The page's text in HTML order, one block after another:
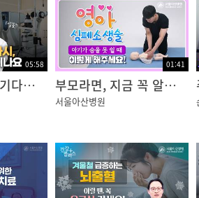
05:58
우리 아이 사시, 기다리면 괜찮아질까요? | 소아 사시의 오해와 진실
01:41
부모라면, 지금 꼭 알아야 할 영아 CPR
서울아산병원